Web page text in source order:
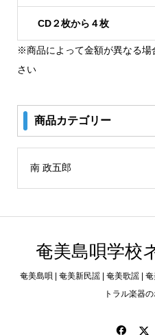
CD２枚から４枚
※商品によって金額が異なる場
さい
商品カテゴリー
奄美島唄学校
奄美島唄 | 奄美新民謡 | 奄美歌謡 |
トラル楽器